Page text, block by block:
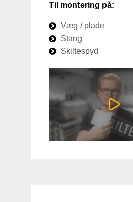
Til montering på:
Væg / plade
Stang
Skiltespyd